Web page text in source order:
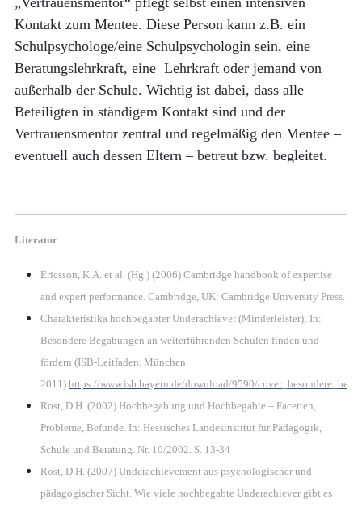
Kontakt zum Mentee. Diese Person kann z.B. ein
Schulpsychologe/eine Schulpsychologin sein, eine
Beratungslehrkraft, eine Lehrkraft oder jemand von
außerhalb der Schule. Wichtig ist dabei, dass alle
Beteiligten in ständigem Kontakt sind und der
Vertrauensmentor zentral und regelmäßig den Mentee –
eventuell auch dessen Eltern – betreut bzw. begleitet.
Literatur
Ericsson, K.A. et al. (Hg.) (2006) Cambridge handbook of expertise
and expert performance. Cambridge, UK: Cambridge University Press.
Charakteristika hochbegabter Underachiever (Minderleister); In:
Besondere Begabungen an weiterführenden Schulen finden und
fördern (ISB-Leitfaden. München
2011) https://www.isb.bayern.de/download/9590/
Rost, D.H. (2002) Hochbegabung und Hochbegabte – Facetten,
Probleme, Befunde. In: Hessisches Landesinstitut für Pädagogik,
Schule und Beratung. Nr. 10/2002. S. 13-34
Rost, D.H. (2007) Underachievement aus psychologischer und
pädagogischer Sicht. Wie viele hochbegabte Underachiever gibt es